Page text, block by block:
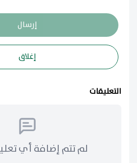
إرسال
إغلاق
التعليقات
لم تتم إضافة أي